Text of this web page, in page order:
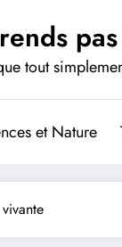
pas
tout
et Nature